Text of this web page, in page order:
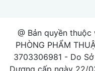
@ Bản quyền thuộc
PHÒNG PHẨM
3703306981 - Do
Dương cấp ngày 22/